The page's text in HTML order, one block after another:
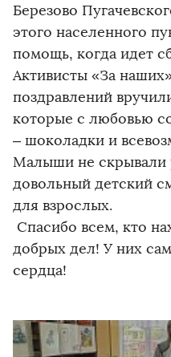
Березово
этого населенного
помощь, когда идет
Активисты «За
поздравлений
которые с любовью
– шоколадки и
Малыши не скрывали
довольный детский
для взрослых.
Спасибо всем, кто
добрых дел! У них
сердца!